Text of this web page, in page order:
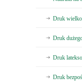
Druk
Druk
Druk
Druk